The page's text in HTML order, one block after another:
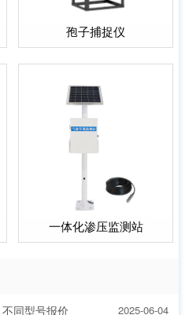
孢子捕捉仪
一体化渗压监测站
同型号报价 2025-06-04